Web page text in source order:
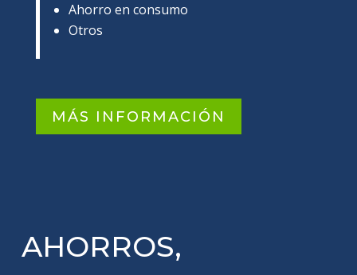
Ahorro en consumo
Otros
MÁS INFORMACIÓN
AHORROS,